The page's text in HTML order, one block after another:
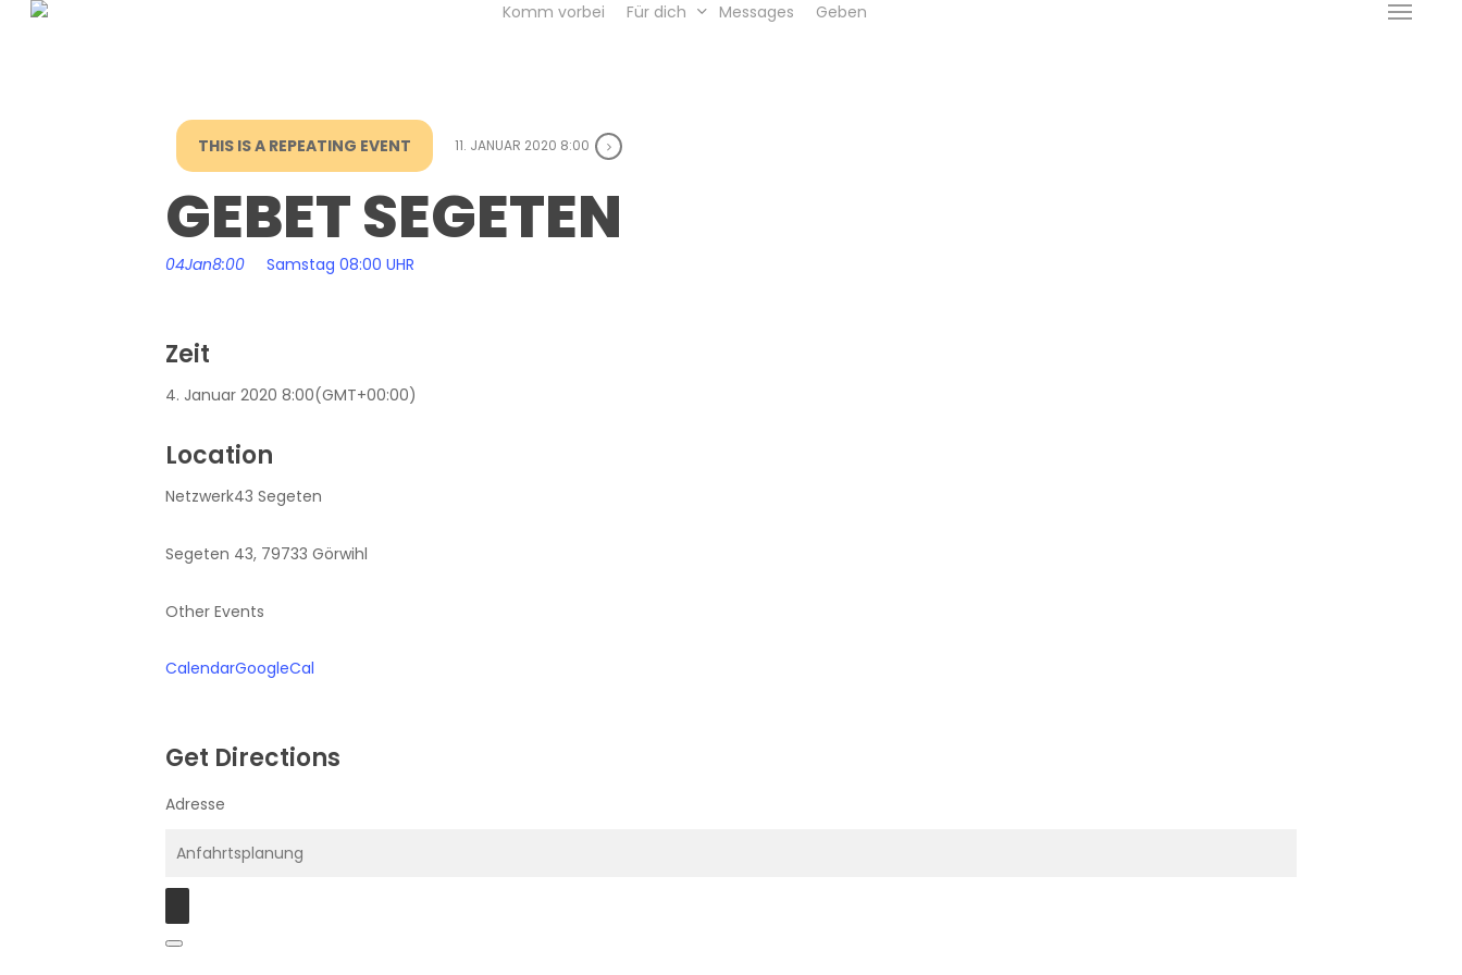
Komm vorbei Für dich Messages Geben Menu
THIS IS A REPEATING EVENT 11. JANUAR 2020 8:00
GEBET SEGETEN
04Jan8:00 Samstag 08:00 UHR
Zeit
4. Januar 2020 8:00(GMT+00:00)
Location
Netzwerk43 Segeten
Segeten 43, 79733 Görwihl
Other Events
CalendarGoogleCal
Get Directions
Adresse